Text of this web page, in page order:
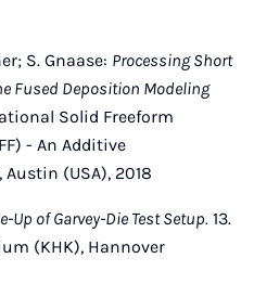
S. Gnaase: Processing Short
Fused Deposition Modeling
Solid Freeform
- An Additive
(USA), 2018
Up of Garvey-Die Test Setup. 13.
(KHK), Hannover